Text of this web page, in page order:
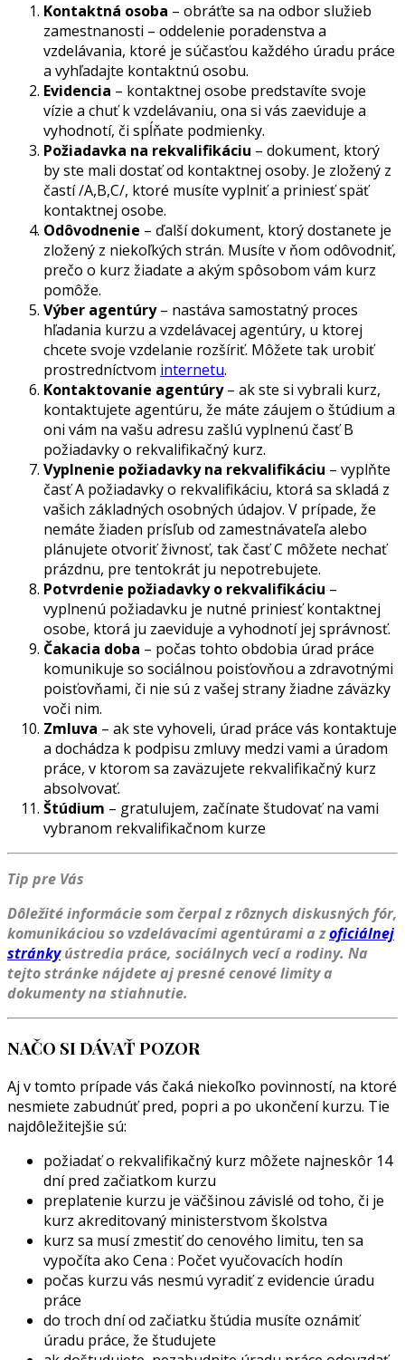
Kontaktná osoba – obráťte sa na odbor služieb
zamestnanosti – oddelenie poradenstva a
vzdelávania, ktoré je súčasťou každého úradu práce
a vyhľadajte kontaktnú osobu.
Evidencia – kontaktnej osobe predstavíte svoje
vízie a chuť k vzdelávaniu, ona si vás zaeviduje a
vyhodnotí, či spĺňate podmienky.
Požiadavka na rekvalifikáciu – dokument, ktorý
by ste mali dostať od kontaktnej osoby. Je zložený z
častí /A,B,C/, ktoré musíte vyplniť a priniesť späť
kontaktnej osobe.
Odôvodnenie – ďalší dokument, ktorý dostanete je
zložený z niekoľkých strán. Musíte v ňom odôvodniť,
prečo o kurz žiadate a akým spôsobom vám kurz
pomôže.
Výber agentúry– nastáva samostatný proces
hľadania kurzu a vzdelávacej agentúry, u ktorej
chcete svoje vzdelanie rozšíriť. Môžete tak urobiť
prostredníctvom internetu.
Kontaktovanie agentúry– ak ste si vybrali kurz,
kontaktujete agentúru, že máte záujem o štúdium a
oni vám na vašu adresu zašlú vyplnenú časť B
požiadavky o rekvalifikačný kurz.
Vyplnenie požiadavky na rekvalifikáciu – vyplňte
časť A požiadavky o rekvalifikáciu, ktorá sa skladá z
vašich základných osobných údajov. V prípade, že
nemáte žiaden prísľub od zamestnávateľa alebo
plánujete otvoriť živnosť, tak časť C môžete nechať
prázdnu, pre tentokrát ju nepotrebujete.
Potvrdenie požiadavky o rekvalifikáciu –
vyplnenú požiadavku je nutné priniesť kontaktnej
osobe, ktorá ju zaeviduje a vyhodnotí jej správnosť.
Čakacia doba – počas tohto obdobia úrad práce
komunikuje so sociálnou poisťovňou a zdravotnými
poisťovňami, či nie sú z vašej strany žiadne záväzky
voči nim.
Zmluva – ak ste vyhoveli, úrad práce vás kontaktuje
a dochádza k podpisu zmluvy medzi vami a úradom
práce, v ktorom sa zaväzujete rekvalifikačný kurz
absolvovať.
Štúdium – gratulujem, začínate študovať na vami
vybranom rekvalifikačnom kurze
Tip pre Vás
Dôležité informácie som čerpal z rôznych diskusných fór,
komunikáciou so vzdelávacími agentúrami a zoficiálnej
stránky ústredia práce, sociálnych vecí a rodiny. Na
tejto stránkenájdete aj presné cenové limity a
dokumenty na stiahnutie.
NAČO SI DÁVAŤ POZOR
Aj v tomto prípade vás čaká niekoľko povinností, na ktoré
nesmiete zabudnúť pred, popri a po ukončení kurzu. Tie
najdôležitejšie sú:
požiadať o rekvalifikačný kurz môžete najneskôr 14
dní pred začiatkom kurzu
preplatenie kurzu je väčšinou závislé od toho, či je
kurz akreditovaný ministerstvom školstva
kurz sa musí zmestiť do cenového limitu, ten sa
vypočíta ako Cena : Počet vyučovacích hodín
počas kurzu vás nesmú vyradiť z evidencie úradu
práce
do troch dní od začiatku štúdia musíte oznámiť
úradu práce, že študujete